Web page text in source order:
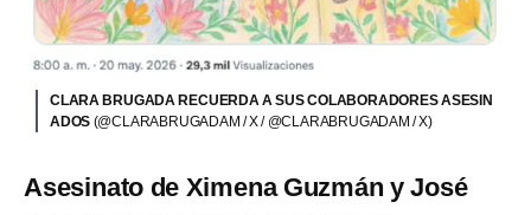
CLARA BRUGADA RECUERDA A SUS COLABORADORES ASESIN
ADOS (@CLARABRUGADAM / X / @CLARABRUGADAM / X)
Asesinato de Ximena Guzmán y José